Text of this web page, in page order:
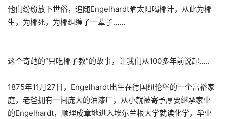
他们纷纷放下世俗，追随Engelhardt晒太阳喝椰汁，从此为椰
生，为椰死，为椰纠缠了一辈子……
这个奇葩的“只吃椰子教”的故事，让我们从100多年前说起…..
1875年11月27日，Engelhardt出生在德国纽伦堡的一个富裕家
庭，老爸拥有一间庞大的油漆厂，从小就被寄予厚要继承家业
的Engelhardt，顺理成章地进入埃尓兰根大学就读化学，毕业